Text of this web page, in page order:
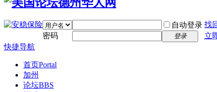
自动登录 找
密码
登录
立
快捷导航
首页Portal
加州
论坛BBS